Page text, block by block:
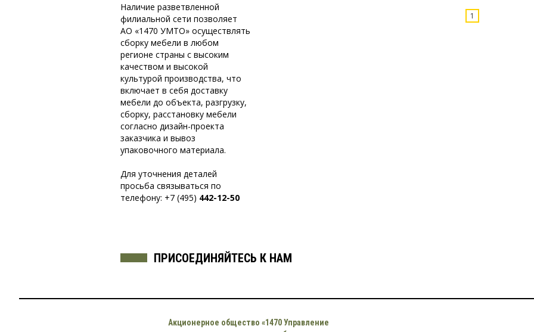
Наличие разветвленной
филиальной сети позволяет
АО «1470 УМТО» осуществлять
сборку мебели в любом
регионе страны с высоким
качеством и высокой
культурой производства, что
включает в себя доставку
мебели до объекта, разгрузку,
сборку, расстановку мебели
согласно дизайн-проекта
заказчика и вывоз
упаковочного материала.
Для уточнения деталей
просьба связываться по
телефону: +7 (495) 442-12-50
1
ПРИСОЕДИНЯЙТЕСЬ К НАМ
Акционерное общество «1470 Управление